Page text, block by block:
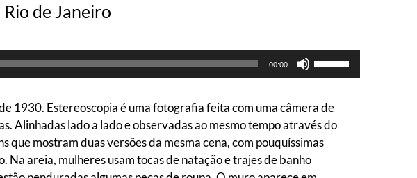
de Janeiro
00:00
para
cima
ou
baixo
1930. Estereoscopia é uma fotografia feita com uma câmera de
Alinhadas lado a lado e observadas ao mesmo tempo através do
mostram duas versões da mesma cena, com pouquíssimas
Na areia, mulheres usam tocas de natação e trajes de banho